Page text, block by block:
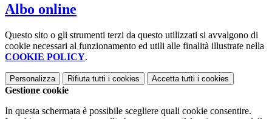
Albo online
Questo sito o gli strumenti terzi da questo utilizzati si avvalgono di
cookie necessari al funzionamento ed utili alle finalità illustrate nella
COOKIE POLICY.
Personalizza Rifiuta tutti i cookies Accetta tutti i cookies
Gestione cookie
In questa schermata è possibile scegliere quali cookie consentire.